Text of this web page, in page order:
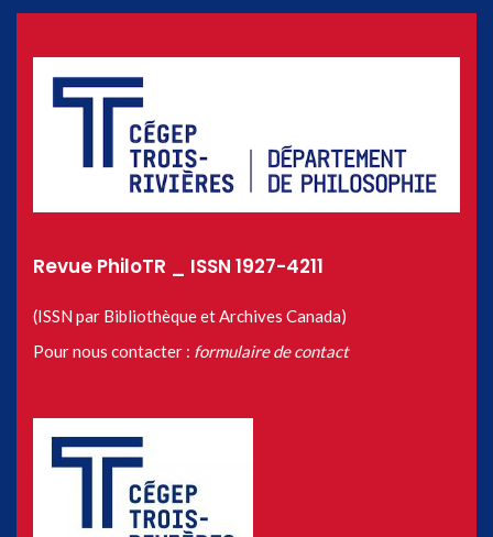
Revue PhiloTR _ ISSN 1927-4211
(ISSN par Bibliothèque et Archives Canada)
Pour nous contacter : formulaire de contact